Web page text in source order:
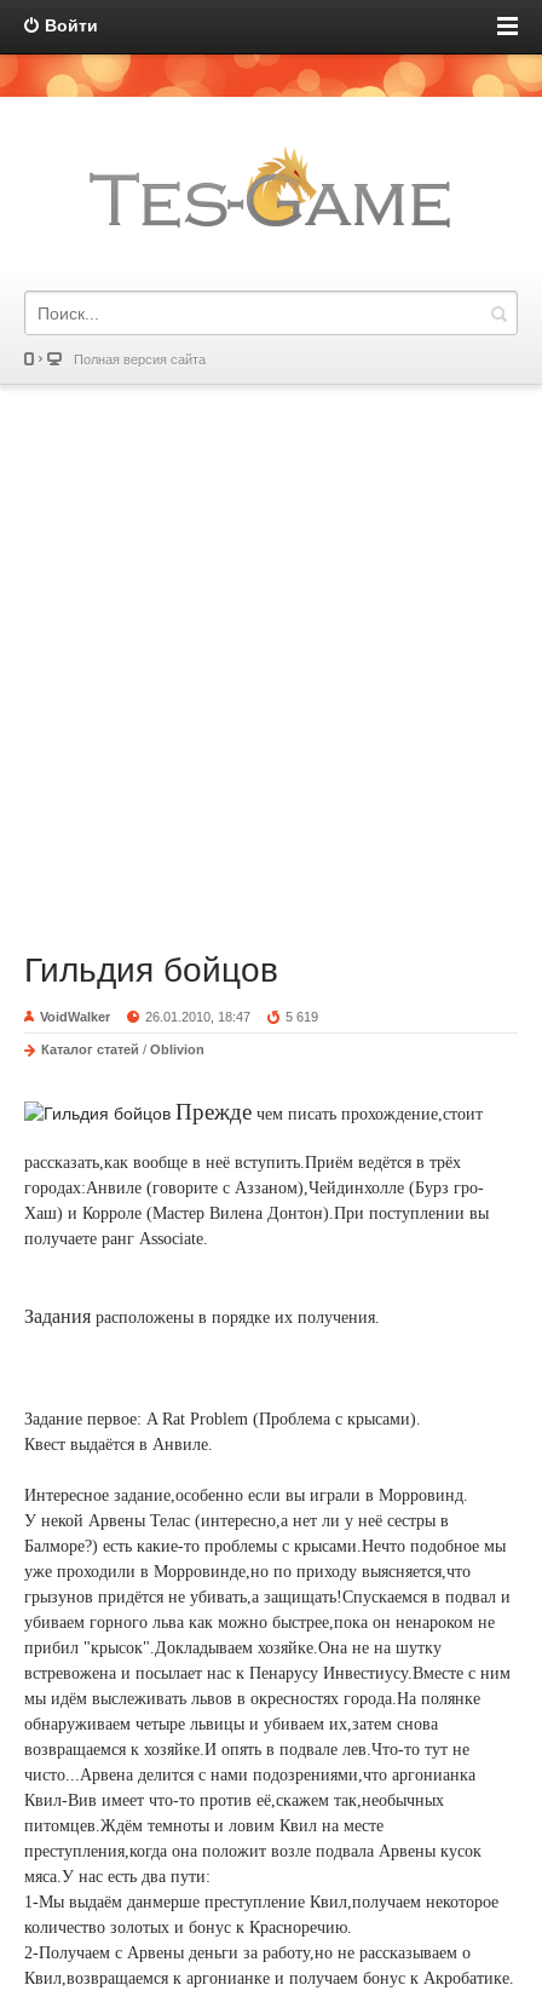
Войти
Полная версия сайта
Гильдия бойцов
VoidWalker 26.01.2010, 18:47 5 619
Каталог статей / Oblivion
Прежде чем писать прохождение,стоит
рассказать,как вообще в неё вступить.Приём ведётся в трёх
городах:Анвиле (говорите с Аззаном),Чейдинхолле (Бурз гро-
Хаш) и Корроле (Мастер Вилена Донтон).При поступлении вы
получаете ранг Associate.
Задания расположены в порядке их получения.
Задание первое: A Rat Problem (Проблема с крысами).
Квест выдаётся в Анвиле.
Интересное задание,особенно если вы играли в Морровинд.
У некой Арвены Телас (интересно,а нет ли у неё сестры в
Балморе?) есть какие-то проблемы с крысами.Нечто подобное мы
уже проходили в Морровинде,но по приходу выясняется,что
грызунов придётся не убивать,а защищать!Спускаемся в подвал и
убиваем горного льва как можно быстрее,пока он ненароком не
прибил "крысок".Докладываем хозяйке.Она не на шутку
встревожена и посылает нас к Пенарусу Инвестиусу.Вместе с ним
мы идём выслеживать львов в окресностях города.На полянке
обнаруживаем четыре львицы и убиваем их,затем снова
возвращаемся к хозяйке.И опять в подвале лев.Что-то тут не
чисто...Арвена делится с нами подозрениями,что аргонианка
Квил-Вив имеет что-то против её,скажем так,необычных
питомцев.Ждём темноты и ловим Квил на месте
преступления,когда она положит возле подвала Арвены кусок
мяса.У нас есть два пути:
1-Мы выдаём данмерше преступление Квил,получаем некоторое
количество золотых и бонус к Красноречию.
2-Получаем с Арвены деньги за работу,но не рассказываем о
Квил,возвращаемся к аргонианке и получаем бонус к Акробатике.